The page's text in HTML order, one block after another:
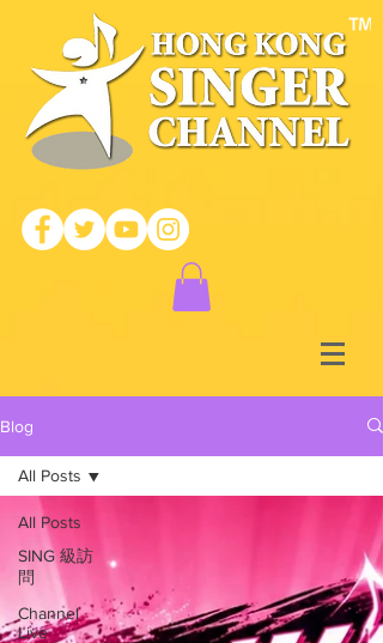
Blog
All Posts
SING 級訪
問
Channel
Live
All Posts